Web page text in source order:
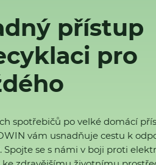
přístup
pro
spotřebičů po velké domácí
vám usnadňuje cestu k
Spojte se s námi v boji proti